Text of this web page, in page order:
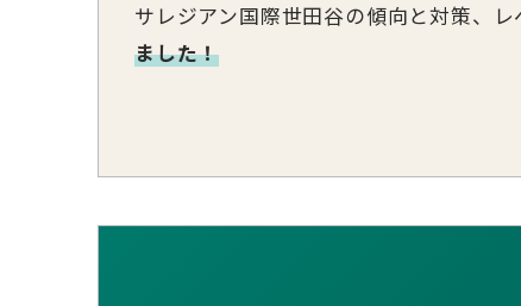
サレジアン国際世田谷の傾向と対策、
ました！